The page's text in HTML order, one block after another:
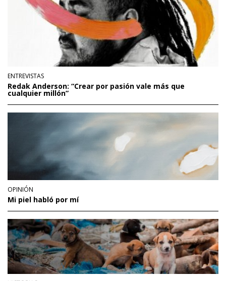
ENTREVISTAS
Redak Anderson: “Crear por pasión vale más que
cualquier millón”
OPINIÓN
Mi piel habló por mí